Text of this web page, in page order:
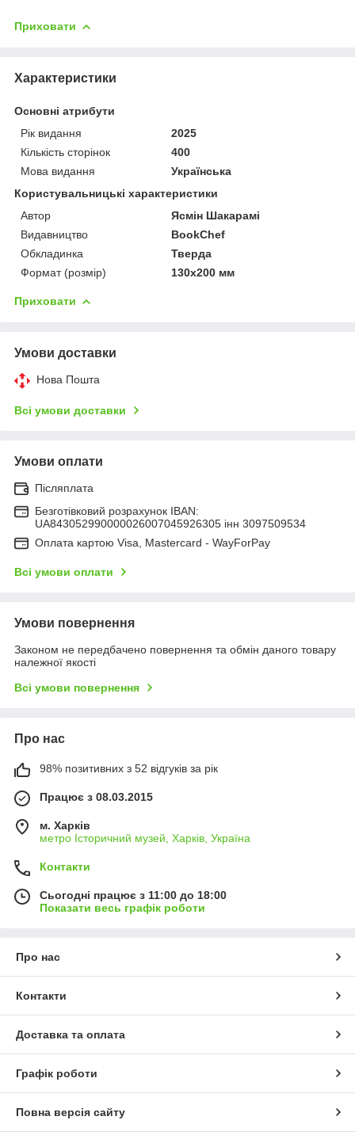
Приховати
Характеристики
Основні атрибути
Рік видання
2025
Кількість сторінок
400
Мова видання
Українська
Користувальницькі характеристики
Автор
Ясмін Шакарамі
Видавництво
BookChef
Обкладинка
Тверда
Формат (розмір)
130х200 мм
Приховати
Умови доставки
Нова Пошта
Всі умови доставки
Умови оплати
Післяплата
Безготівковий розрахунок IBAN:
UA843052990000026007045926305 інн 3097509534
Оплата картою Visa, Mastercard - WayForPay
Всі умови оплати
Умови повернення
Законом не передбачено повернення та обмін даного товару
належної якості
Всі умови повернення
Про нас
98% позитивних з 52 відгуків за рік
Працює з 08.03.2015
м. Харків
метро Історичний музей, Харків, Україна
Контакти
Сьогодні працює з 11:00 до 18:00
Показати весь графік роботи
Про нас
Контакти
Доставка та оплата
Графік роботи
Повна версія сайту